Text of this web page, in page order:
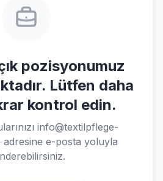
pozisyonumuz
Lütfen daha
kontrol edin.
info@textilpflege-
e-posta yoluyla